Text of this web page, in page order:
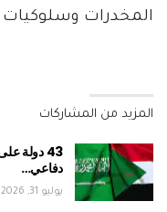
المخدرات وسلوكيات
المزيد من المشاركات
43 دولة
دفاعي…
يوليو 31, 2026